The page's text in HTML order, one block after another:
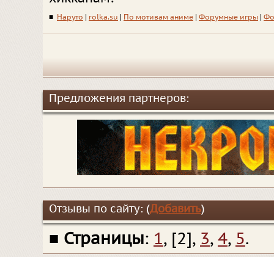
■ Наруто rolka.su По мотивам аниме Форумные игры
Предложения партнеров:
Отзывы по сайту: (Добавить)
■ Страницы: 1, [2], 3, 4, 5.